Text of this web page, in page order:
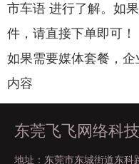
市车语 进行了解。如
件，请直接下单即可！
如果需要媒体套餐，
内容
东莞飞飞网络科
地址：东莞市东城街道东科